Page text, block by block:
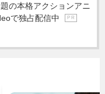
の本格アクションアニ
で独占配信中
P R